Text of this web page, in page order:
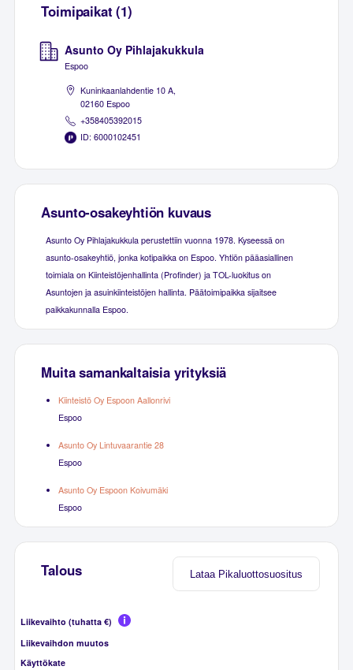
Toimipaikat (1)
Asunto Oy Pihlajakukkula
Espoo
Kuninkaanlahdentie 10 A,
02160 Espoo
+358405392015
ID: 6000102451
Asunto-osakeyhtiön kuvaus
Asunto Oy Pihlajakukkula perustettiin vuonna 1978. Kyseessä on
asunto-osakeyhtiö, jonka kotipaikka on Espoo. Yhtiön pääasiallinen
toimiala on Kiinteistöjenhallinta (Profinder) ja TOL-luokitus on
Asuntojen ja asuinkiinteistöjen hallinta. Päätoimipaikka sijaitsee
paikkakunnalla Espoo.
Muita samankaltaisia yrityksiä
Kiinteistö Oy Espoon Aallonrivi
Espoo
Asunto Oy Lintuvaarantie 28
Espoo
Asunto Oy Espoon Koivumäki
Espoo
Lataa Pikaluottosuositus
Talous
Liikevaihto (tuhatta €)
Liikevaihdon muutos
Käyttökate